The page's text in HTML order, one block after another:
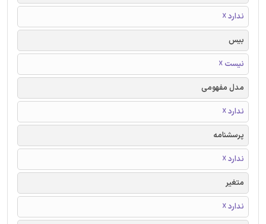
ندارد ☓
بیس
نیست ☓
مدل مفهومی
ندارد ☓
پرسشنامه
ندارد ☓
متغیر
ندارد ☓